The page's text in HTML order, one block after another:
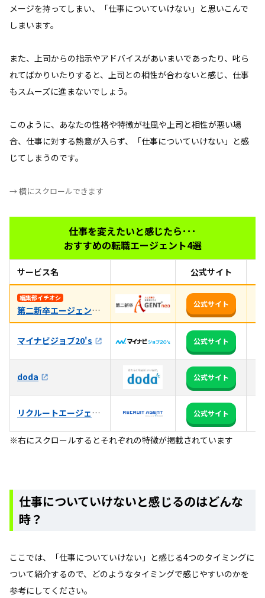
メージを持ってしまい、「仕事についていけない」と思いこんで
しまいます。
また、上司からの指示やアドバイスがあいまいであったり、叱ら
れてばかりいたりすると、上司との相性が合わないと感じ、仕事
もスムーズに進まないでしょう。
このように、あなたの性格や特徴が社風や上司と相性が悪い場
合、仕事に対する熱意が入らず、「仕事についていけない」と感
じてしまうのです。
→ 横にスクロールできます
仕事を変えたいと感じたら･･･
おすすめの転職エージェント4選
サービス名 公式サイト
編集部イチオシ
第二新卒エージェントneo
公式サイト
マイナビジョブ20's 公式サイト
doda 公式サイト
リクルートエージェント 公式サイト
※右にスクロールするとそれぞれの特徴が掲載されています
仕事についていけないと感じるのはどんな
時？
ここでは、「仕事についていけない」と感じる4つのタイミングに
ついて紹介するので、どのようなタイミングで感じやすいのかを
参考にしてください。